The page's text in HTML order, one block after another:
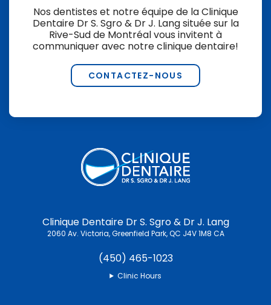
Nos dentistes et notre équipe de laClinique
Dentaire Dr S. Sgro & Dr J. Langsituée sur la
Rive-Sud de Montréal vous invitent à
communiquer avec notre clinique dentaire!
CONTACTEZ-NOUS
Clinique Dentaire Dr S. Sgro & Dr J. Lang
2060 Av. Victoria Greenfield Park QC J4V 1M8 CA
(450) 465-1023
Clinic Hours